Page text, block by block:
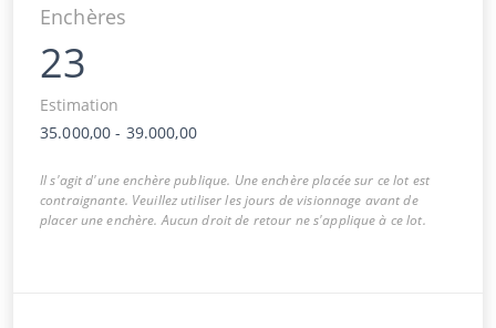
Enchères
23
Estimation
35.000,00 - 39.000,00
Il s'agit d'une enchère publique. Une enchère placée sur ce lot est
contraignante. Veuillez utiliser les jours de visionnage avant de
placer une enchère. Aucun droit de retour ne s'applique à ce lot.